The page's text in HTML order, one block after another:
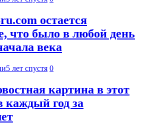
остается
что было в любой день
века
5 лет спустя 0
картина в этот
каждый год за